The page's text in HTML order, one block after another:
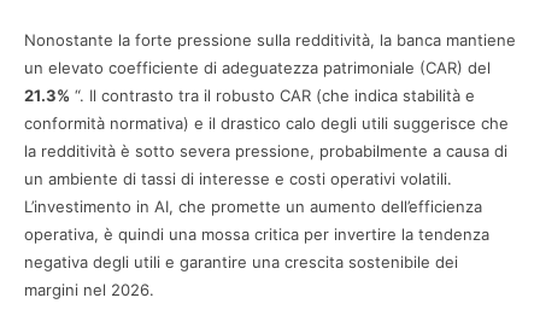
Nonostante la forte pressione sulla redditività, la banca mantiene
un elevato coefficiente di adeguatezza patrimoniale (CAR) del
21.3% “. Il contrasto tra il robusto CAR (che indica stabilità e
conformità normativa) e il drastico calo degli utili suggerisce che
la redditività è sotto severa pressione, probabilmente a causa di
un ambiente di tassi di interesse e costi operativi volatili.
L’investimento in AI, che promette un aumento dell’efficienza
operativa, è quindi una mossa critica per invertire la tendenza
negativa degli utili e garantire una crescita sostenibile dei
margini nel 2026.